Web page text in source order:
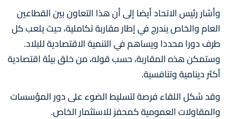
وأشار رئيس الاتحاد أيضا إلى أن هذا التعاون بين القطاعين
العام والخاص يندرج في إطار مقاربة تكاملية، حيث يلعب كل
طرف دورا محددا ويساهم في التنمية الاقتصادية للبلاد.
وستمكن هذه المقاربة، حسب قوله، من خلق بيئة اقتصادية
أكثر دينامية وتنافسية.
وقد شكل اللقاء فرصة لتسليط الضوء على دور المؤسسات
والمقاولات العمومية كمحفز للاستثمار الخاص.